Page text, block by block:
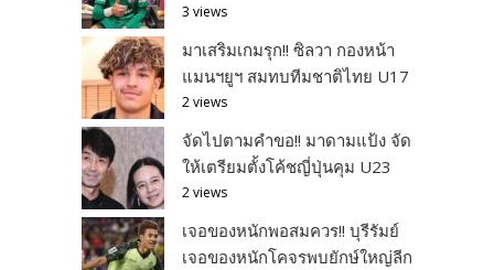
3 views
มาเสริมเกมรุก!! ซิลวา กองหน้า
แมนฯยูฯ สมทบทีมชาติไทย U17
2 views
จัดไปตามคำขอ!! มาดามแป้ง จัด
ให้เตรียมตั้งโค้ชญี่ปุ่นคุม U23
2 views
เจอของหนักพอสมควร!! บุรีรัมย์
เจอของหนักโคจรพบยักษ์ใหญ่ลีก